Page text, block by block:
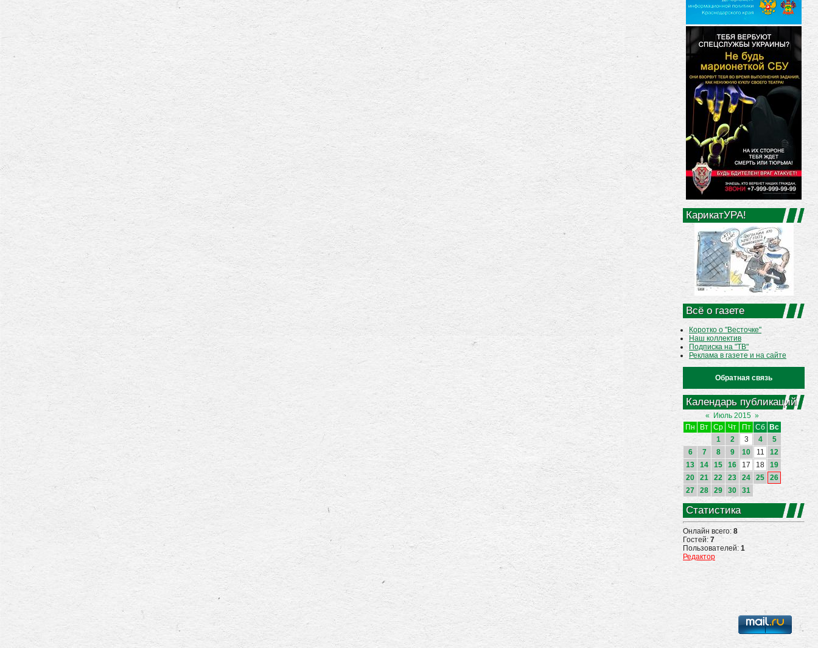
КарикатУРА!
Всё о газете
Коротко о "Весточке"
Наш коллектив
Подписка на "ТВ"
Реклама в газете и на сайте
Обратная связь
Календарь публикаций
« Июль 2015 »
Пн
Вт Ср Чт Пт Сб
Вс
1
2 3 4
5
6
7 8 9 10 11
12
13
14 15 16 17 18
19
20
21 22 23 24 25
26
27
28 29 30 31
Статистика
Онлайн всего: 8
Гостей: 7
Пользователей: 1
Редактор